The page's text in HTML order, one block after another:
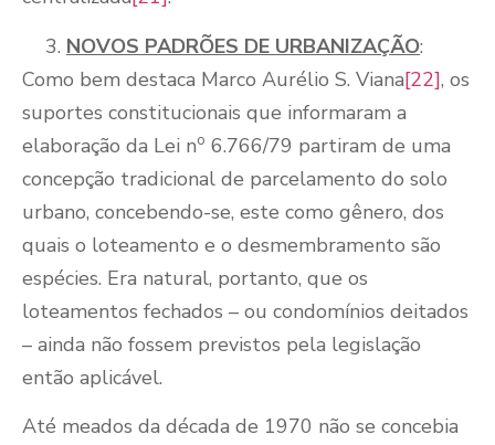
NOVOS PADRÕES DE URBANIZAÇÃO:
Como bem destaca Marco Aurélio S. Viana[22], os
suportes constitucionais que informaram a
elaboração da Lei no 6.766/79 partiram de uma
concepção tradicional de parcelamento do solo
urbano, concebendo-se, este como gênero, dos
quais o loteamento e o desmembramento são
espécies. Era natural, portanto, que os
loteamentos fechados – ou condomínios deitados
– ainda não fossem previstos pela legislação
então aplicável.
Até meados da década de 1970 não se concebia